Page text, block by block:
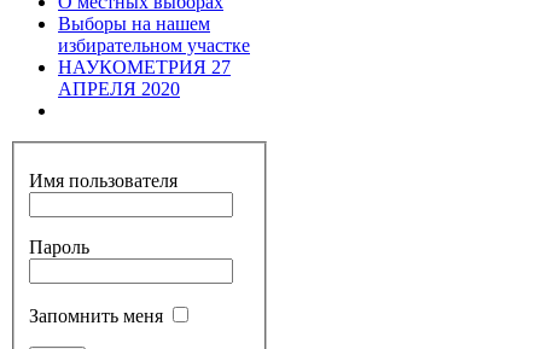
Выборы на нашем
избирательном участке
НАУКОМЕТРИЯ 27
АПРЕЛЯ 2020
Имя пользователя
Пароль
Запомнить меня